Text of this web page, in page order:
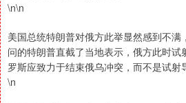
\n\n
美国总统特朗普对俄方此举显然感到不
问的特朗普直截了当地表示，俄方此时试
罗斯应致力于结束俄乌冲突，而不是试射
\n